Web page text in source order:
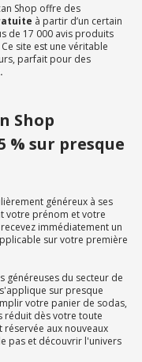
Shop offre des
à partir d’un certain
de 17 000 avis produits
site est une véritable
parfait pour des
Shop
% sur presque
généreux à ses
votre prénom et votre
immédiatement un
sur votre première
généreuses du secteur de
sur presque
votre panier de sodas,
réduit dès votre toute
aux nouveaux
pas et découvrir l'univers